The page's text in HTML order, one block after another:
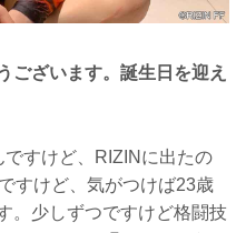
ございます。誕生日を迎え
すけど、RIZINに出たの
すけど、気がつけば23歳
。少しずつですけど格闘技